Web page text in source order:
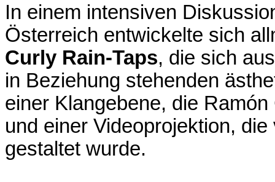
In einem intensiven
Österreich entwickelte sich
Curly Rain-Taps, die sich
in Beziehung stehenden
einer Klangebene, die
und einer Videoprojektion,
gestaltet wurde.